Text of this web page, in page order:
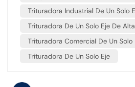
Trituradora Industrial De Un Solo
Trituradora De Un Solo Eje De
Trituradora Comercial De Un Solo
Trituradora De Un Solo Eje